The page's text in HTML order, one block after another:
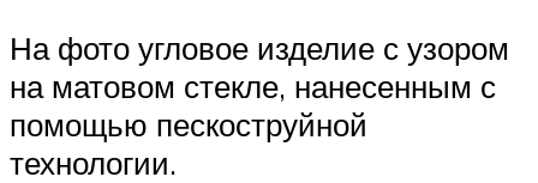
На фото угловое изделие с узором
на матовом стекле, нанесенным с
помощью пескоструйной
технологии.